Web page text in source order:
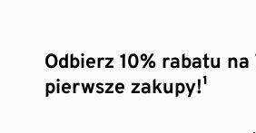
Odbierz 10% rabatu na
pierwsze zakupy!¹